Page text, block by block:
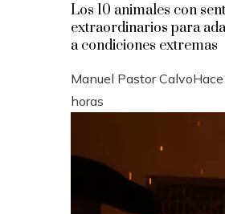
Los 10 animales con
extraordinarios para
a condiciones extremas
Manuel Pastor Calvo
horas